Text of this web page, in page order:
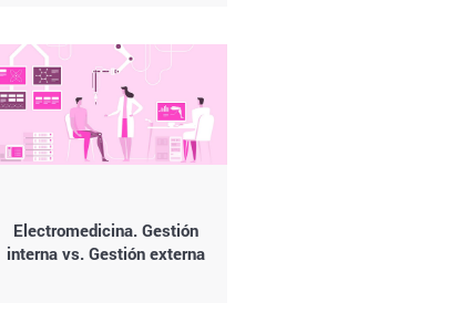
Electromedicina. Gestión
interna vs. Gestión externa